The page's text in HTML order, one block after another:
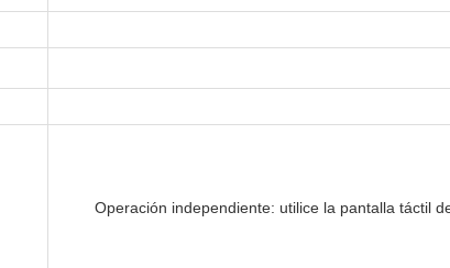
Operación independiente: utilice la pantalla táctil